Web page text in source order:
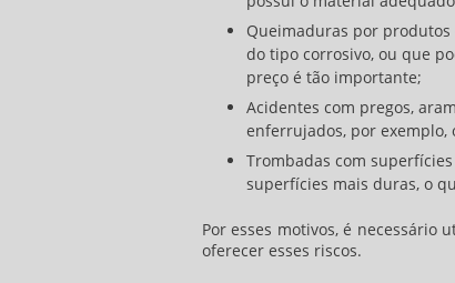
Queimaduras por
do tipo corrosivo, ou que
preço é tão importante;
Acidentes com pregos,
enferrujados, por exemplo,
Trombadas com
superfícies mais duras, o
Por esses motivos, é necessário
oferecer esses riscos.